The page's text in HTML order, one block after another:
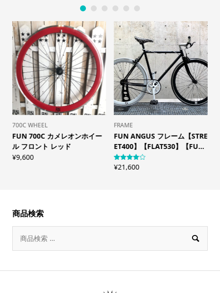
700C WHEEL
FUN 700C カメレオンホイー
ル フロント レッド
¥9,600
FRAME
FUN ANGUS フレーム【STRE
ET400】【FLAT530】【FU...
1
件の利用
者評価に
¥21,600
1 2 3 4 5 6
商品検索
